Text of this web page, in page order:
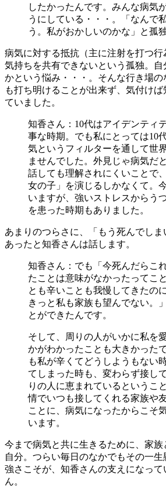
したかったんです。みんな病気
うにしている・・・。「なんで
う。私がおかしいのかな」と孤
病気に対する抵抗（主に注射を打つ行
気持ちを共有できないという孤独。自
かという悩み・・・。そんな行き場
も打ち明けることが出来ず、気付け
ていました。
知香さん：10代はアイデンティ
事な時期。でも私にとっては10
気というフィルターを通して世
ませんでした。外見じゃ病気だ
話しても理解されにくいことで
女の子」を演じるしかなくて。
いますが、強いストレスからう
を患った時期もありました。
あまりのつらさに、「もう死んでし
あったと知香さんは話します。
知香さん：でも「今死んだらこ
たことは意味がなかったってこ
とも辛いことも我慢してきたの
きっと私も家族も望んでない。
とができたんです。
そして、周りの人がいかに私を
かがわかったことも大きかった
も私が辛くてどうしようもない
てしまった時も、変わらず接し
りの人に恵まれているというこ
情でいつも接してくれる家族や
ことに、病気になったからこそ
います。
今まで病気と共に生きるために、家
自分。つらい毎日のなかでもその一
強さこそが、知香さんの支えになっ
ん。